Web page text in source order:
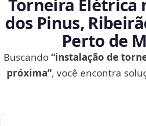
Torneira Elétrica
dos Pinus,
Perto de
Buscando“instalação de
próxima”, você encontra